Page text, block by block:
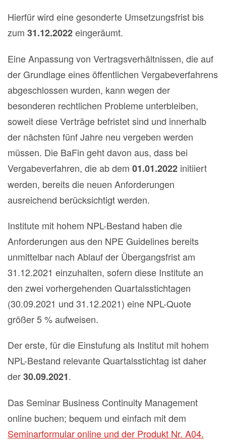
Hierfür wird eine gesonderte Umsetzungsfrist bis
zum 31.12.2022eingeräumt.
Eine Anpassung von Vertragsverhältnissen, die auf
der Grundlage eines öffentlichen Vergabeverfahrens
abgeschlossen wurden, kann wegen der
besonderen rechtlichen Probleme unterbleiben,
soweit diese Verträge befristet sind und innerhalb
der nächsten fünf Jahre neu vergeben werden
müssen. Die BaFin geht davon aus, dass bei
Vergabeverfahren, die ab dem 01.01.2022 initiiert
werden, bereits die neuen Anforderungen
ausreichend berücksichtigt werden.
Institute mit hohem NPL-Bestand haben die
Anforderungen aus den NPE Guidelines bereits
unmittelbar nach Ablauf der Übergangsfrist am
31.12.2021 einzuhalten, sofern diese Institute an
den zwei vorhergehenden Quartalsstichtagen
(30.09.2021 und 31.12.2021) eine NPL-Quote
größer 5 % aufweisen.
Der erste, für die Einstufung als Institut mit hohem
NPL-Bestand relevante Quartalsstichtag ist daher
der30.09.2021.
Das Seminar Business Continuity Management
online buchen; bequem und einfach mit dem
Seminarformular online und der Produkt Nr. A04.